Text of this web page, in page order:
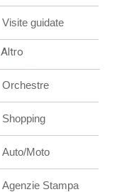
Visite guidate
Altro
Orchestre
Shopping
Auto/Moto
Agenzie Stampa